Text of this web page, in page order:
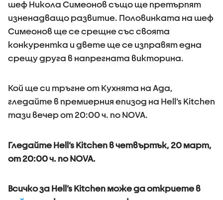
шеф Никола Симеонов също ще претърпят
изненадващо развитие. Половинката на шеф
Симеонов ще се срещне със своята
конкурентка и двете ще се изправят една
срещу друга в напрегната викторина.
Кой ще си тръгне от Кухнята на Ада,
гледайте в премиерния епизод на Hell’s Kitchen
тази вечер от 20:00 ч. по NOVA.
Гледайте Hell’s Kitchen в четвъртък, 20 март,
от 20:00 ч. по NOVA.
Всичко за Hell’s Kitchen може да откриете в